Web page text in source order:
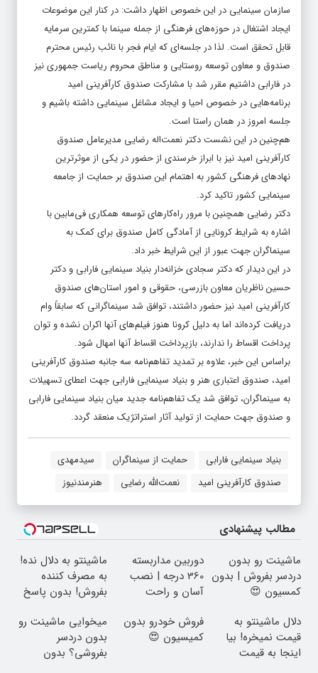
سازمان سینمایی در این خصوص اظهار داشت: در کنار این موضوعات
ایجاد اشتغال در حوزه‌های فرهنگی از جمله سینما با کمترین سرمایه
قابل تحقق است. لذا در جلسه‌ای که ایام فجر با نائب رئیس محترم
صندوق و معاون توسعه روستایی و مناطق محروم ریاست جمهوری نیز
در فارابی داشتیم مقرر شد با مشارکت صندوق کارآفرینی امید
برنامه‌هایی در خصوص احیا و ایجاد مشاغل سینمایی داشته باشیم و
جلسه امروز در همان راستا است.
هم‌چنین در این نشست دکتر نعمت‌اله رضایی مدیرعامل صندوق
کارآفرینی امید نیز با ابراز خرسندی از حضور در یکی از موثرترین
نهادهای فرهنگی کشور به اهتمام این صندوق بر حمایت از جامعه
سینمایی کشور تاکید کرد.
دکتر رضایی همچنین با مرور راه‌کارهای توسعه همکاری فی‌مابین با
اشاره به شرایط کرونایی از آمادگی کامل صندوق برای کمک به
سینماگران جهت عبور از این شرایط خبر داد.
در این دیدار که دکتر سجادی خزانه‌دار بنیاد سینمایی فارابی و دکتر
حسین ناظریان معاون بازرسی، حقوقی و امور استان‌های صندوق
کارآفرینی امید نیز حضور داشتند، توافق شد سینماگرانی که سابقاً وام
دریافت کرده‌اند اما به دلیل کرونا هنوز فیلم‌‌های آنها اکران نشده و توان
پرداخت اقساط را ندارند، بازپرداخت اقساط آنها امهال شود.
براساس این خبر، علاوه بر تمدید تفاهم‌نامه سه جانبه صندوق کارآفرینی
امید، صندوق اعتباری هنر و بنیاد سینمایی فارابی جهت اعطای تسهیلات
به سینماگران، توافق شد یک تفاهم‌نامه جدید میان بنیاد سینمایی فارابی
و صندوق جهت حمایت از تولید آثار استراتژیک منعقد گردد.
بنیاد سینمایی فارابی حمایت از سینماگران
سیدمهدی
صندوق کارآفرینی امید
نعمت‌الله رضایی هنرمندنیوز
مطالب پیشنهادی
ماشینت رو بدون
دردسر بفروش | بدون
کمسیون 😍
دوربین مداربسته
360 درجه | نصب
آسان و راحت
ماشینتو به دلال نده!
به مصرف کننده
بفروش! بدون پاسخ
دلال ماشینتو به
قیمت نمیخره! بیا
اینجا به قیمت
فروش خودرو بدون
کمیسیون 😍
میخوایی ماشینت رو
بدون دردسر
بفروشی؟ بدون